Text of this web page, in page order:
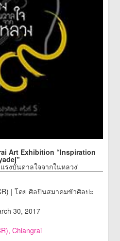
Art Exhibition “Inspiration
รงบันดาลใจจากในหลวง'
| โดย ศิลปินสมาคมขัวศิลปะ
30, 2017
Chiangrai